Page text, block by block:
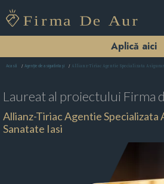
Aplică aici
Acasă Agenție de asigurări Iaşi Allianz-Tiriac Agentie Specializata
Laureat al proiectului Firma
Allianz-Tiriac Agentie Specializata
Sanatate Iasi